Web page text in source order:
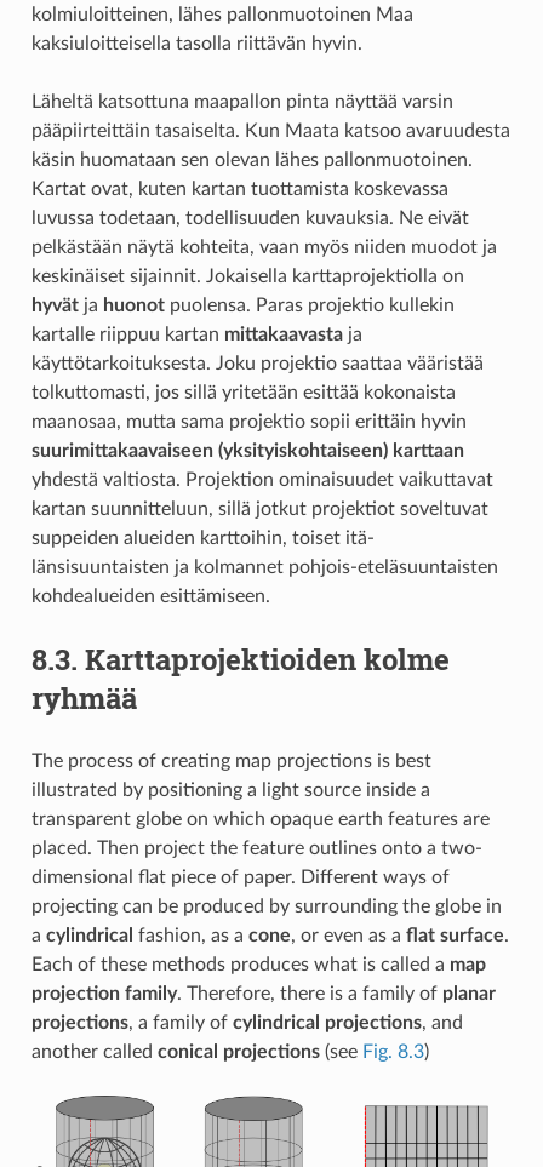
kolmiuloitteinen, lähes pallonmuotoinen Maa
kaksiuloitteisella tasolla riittävän hyvin.
Läheltä katsottuna maapallon pinta näyttää varsin
pääpiirteittäin tasaiselta. Kun Maata katsoo avaruudesta
käsin huomataan sen olevan lähes pallonmuotoinen.
Kartat ovat, kuten kartan tuottamista koskevassa
luvussa todetaan, todellisuuden kuvauksia. Ne eivät
pelkästään näytä kohteita, vaan myös niiden muodot ja
keskinäiset sijainnit. Jokaisella karttaprojektiolla on
hyvätja huonotpuolensa. Paras projektio kullekin
kartalle riippuu kartan mittakaavastaja
käyttötarkoituksesta. Joku projektio saattaa vääristää
tolkuttomasti, jos sillä yritetään esittää kokonaista
maanosaa, mutta sama projektio sopii erittäin hyvin
suurimittakaavaiseen (yksityiskohtaiseen) karttaan
yhdestä valtiosta. Projektion ominaisuudet vaikuttavat
kartan suunnitteluun, sillä jotkut projektiot soveltuvat
suppeiden alueiden karttoihin, toiset itä-
länsisuuntaisten ja kolmannet pohjois-eteläsuuntaisten
kohdealueiden esittämiseen.
8.3. Karttaprojektioiden kolme
ryhmää
The process of creating map projections is best
illustrated by positioning a light source inside a
transparent globe on which opaque earth features are
placed. Then project the feature outlines onto a two-
dimensional flat piece of paper. Different ways of
projecting can be produced by surrounding the globe in
a cylindrical fashion, as a cone, or even as a flat surface.
Each of these methods produces what is called a map
projection family. Therefore, there is a family of planar
projections, a family of cylindrical projections, and
another called conical projections(see Fig. 8.3)